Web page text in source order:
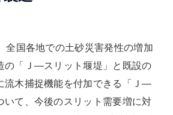
全国各地での土砂災害発性の増加
の「Ｊ―スリット堰堤」と既設の
流木捕捉機能を付加できる「Ｊ―
いて、今後のスリット需要増に対